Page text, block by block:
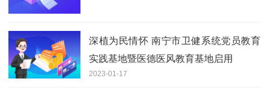
深植为民情怀 南宁市卫健系统党员教育
实践基地暨医德医风教育基地启用
2023-01-17